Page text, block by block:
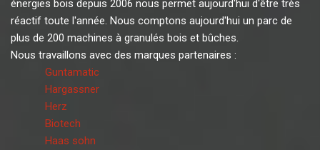
énergies bois depuis 2006 nous permet aujourd'hui d'être très
réactif toute l'année. Nous comptons aujourd'hui un parc de
plus de 200 machines à granulés bois et bûches.
Nous travaillons avec des marques partenaires :
Guntamatic
Hargassner
Herz
Biotech
Haas sohn